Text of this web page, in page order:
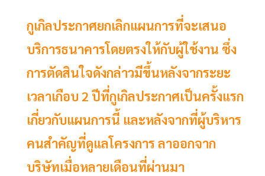
กูเกิลประกาศยกเลิกแผนการที่จะเสนอ
บริการธนาคารโดยตรงให้กับผู้ใช้งาน ซึ่ง
การตัดสินใจดังกล่าวมีขึ้นหลังจากระยะ
เวลาเกือบ 2 ปีที่กูเกิลประกาศเป็นครั้งแรก
เกี่ยวกับแผนการนี้ และหลังจากที่ผู้บริหาร
คนสำคัญที่ดูแลโครงการ ลาออกจาก
บริษัทเมื่อหลายเดือนที่ผ่านมา